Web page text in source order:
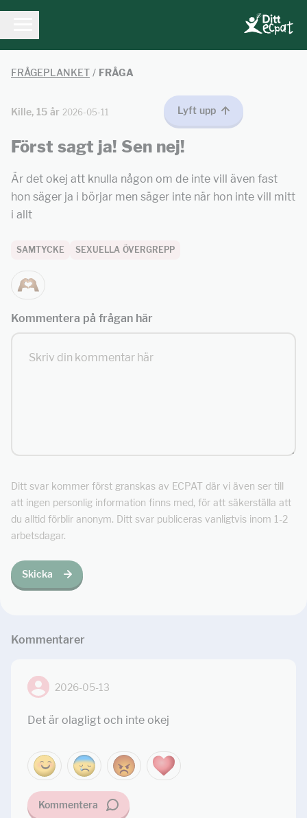
FRÅGEPLANKET / FRÅGA
Kille, 15 år 2026-05-11 Lyft upp
Först sagt ja! Sen nej!
Är det okej att knulla någon om de inte vill även fast
hon säger ja i börjar men säger inte när hon inte vill mitt
i allt
SAMTYCKE SEXUELLA ÖVERGREPP
Kommentera på frågan här
Ditt svar kommer först granskas av ECPAT där vi även ser till
att ingen personlig information finns med, för att säkerställa att
du alltid förblir anonym. Ditt svar publiceras vanligtvis inom 1-2
arbetsdagar.
Skicka
Kommentarer
2026-05-13
Det är olagligt och inte okej
Kommentera